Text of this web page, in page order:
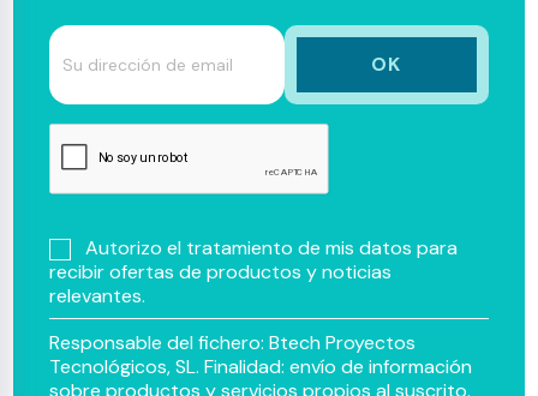
Autorizo el tratamiento de mis datos para
recibir ofertas de productos y noticias
relevantes.
Responsable del fichero: Btech Proyectos
Tecnológicos, SL. Finalidad: envío de información